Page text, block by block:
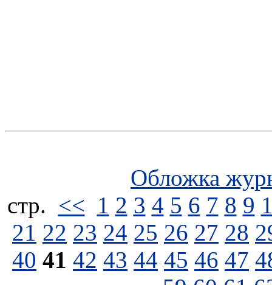
Обложка
стp. << 1 2 3 4 5 6 7 8 9
21 22 23 24 25 26 27 28
40 41 42 43 44 45 46 47